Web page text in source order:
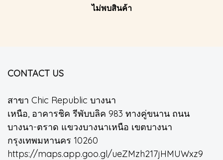
ไม่พบสินค้า
CONTACT US
สาขา Chic Republic บางนา
เหนือ, อาคารชิค รีพับบลิค 983 ทางคู่ขนาน ถนน
บางนา-ตราด แขวงบางนาเหนือ เขตบางนา
กรุงเทพมหานคร 10260
https://maps.app.goo.gl/ueZMzh217jHMUWxz9